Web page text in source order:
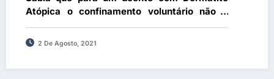
Atópica o confinamento voluntário não é
opção?
2 De Agosto, 2021